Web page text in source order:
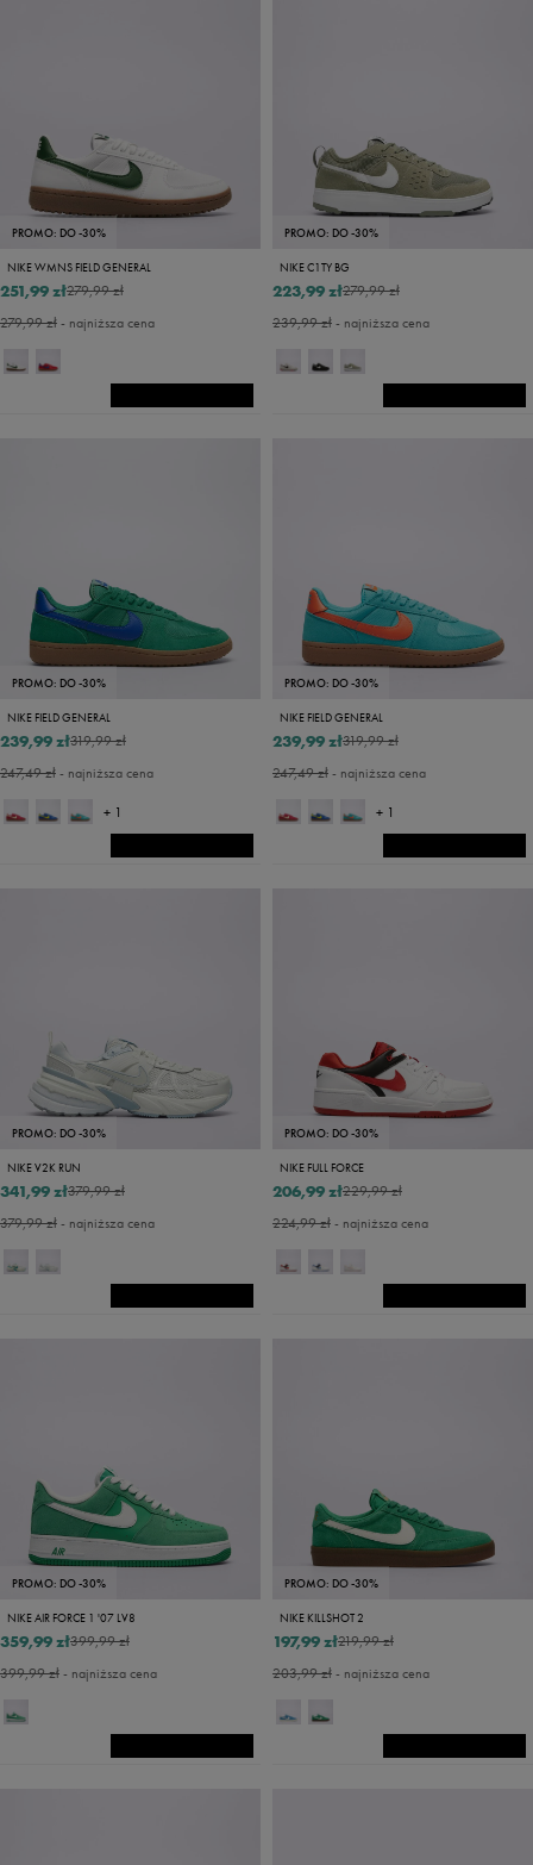
PROMO: DO -30%
NIKE WMNS FIELD GENERAL
279,99 zł
251,99 zł
279,99 zł- najniższa cena
PROMO: DO -30%
NIKE C1TY BG
279,99 zł
223,99 zł
239,99 zł- najniższa cena
PROMO: DO -30%
NIKE FIELD GENERAL
319,99 zł
239,99 zł
247,49 zł- najniższa cena
+ 1
PROMO: DO -30%
NIKE FIELD GENERAL
319,99 zł
239,99 zł
247,49 zł- najniższa cena
+ 1
PROMO: DO -30%
NIKE V2K RUN
379,99 zł
341,99 zł
379,99 zł- najniższa cena
PROMO: DO -30%
NIKE FULL FORCE
229,99 zł
206,99 zł
224,99 zł- najniższa cena
PROMO: DO -30%
NIKE AIR FORCE 1 '07 LV8
399,99 zł
359,99 zł
399,99 zł- najniższa cena
PROMO: DO -30%
NIKE KILLSHOT 2
219,99 zł
197,99 zł
203,99 zł- najniższa cena